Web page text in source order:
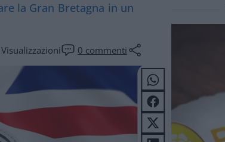
la Gran Bretagna in un
0 commenti